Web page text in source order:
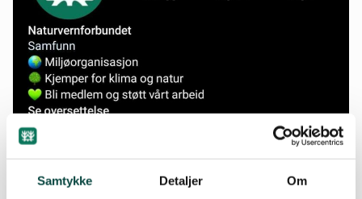
Samtykke Detaljer Om
Pass på at du har god kvalitet på logo og at
fylkeslaget/lokallagets nettside.